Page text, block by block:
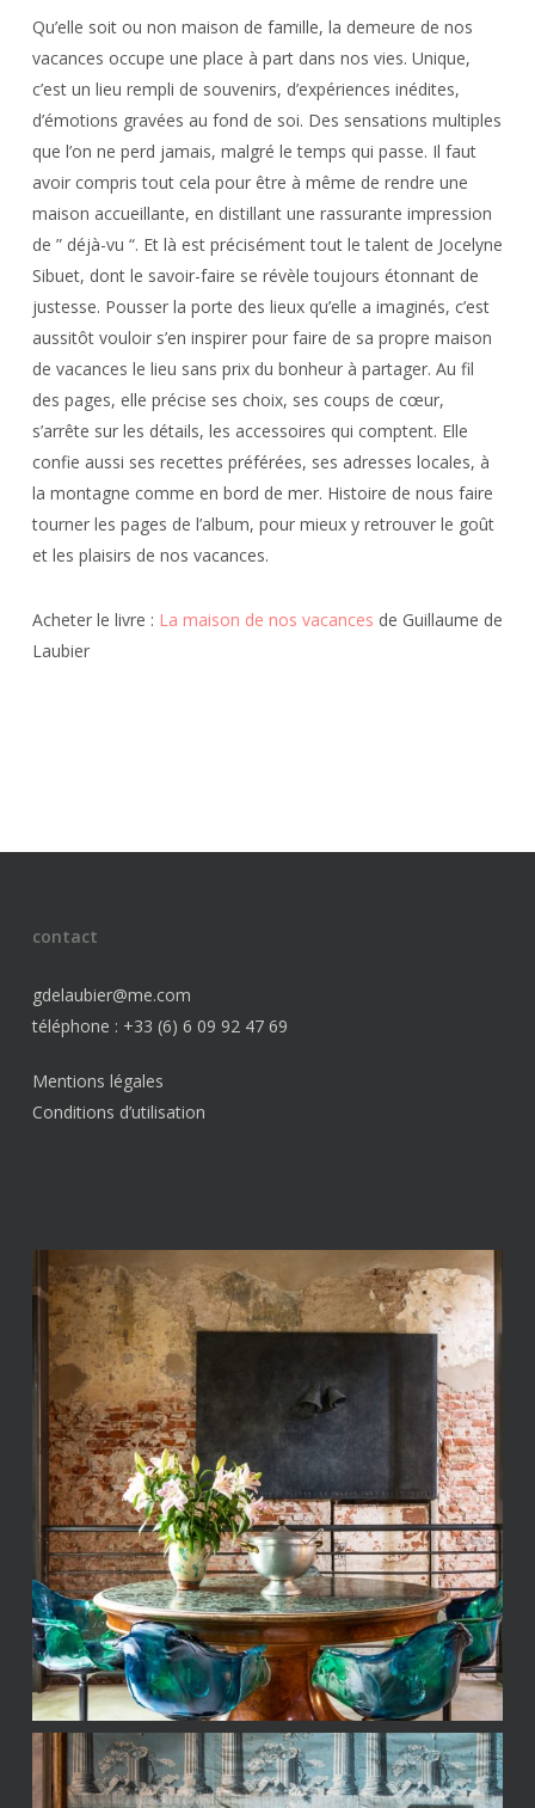
Qu’elle soit ou non maison de famille, la demeure de nos
vacances occupe une place à part dans nos vies. Unique,
c’est un lieu rempli de souvenirs, d’expériences inédites,
d’émotions gravées au fond de soi. Des sensations multiples
que l’on ne perd jamais, malgré le temps qui passe. Il faut
avoir compris tout cela pour être à même de rendre une
maison accueillante, en distillant une rassurante impression
de ” déjà-vu “. Et là est précisément tout le talent de Jocelyne
Sibuet, dont le savoir-faire se révèle toujours étonnant de
justesse. Pousser la porte des lieux qu’elle a imaginés, c’est
aussitôt vouloir s’en inspirer pour faire de sa propre maison
de vacances le lieu sans prix du bonheur à partager. Au fil
des pages, elle précise ses choix, ses coups de cœur,
s’arrête sur les détails, les accessoires qui comptent. Elle
confie aussi ses recettes préférées, ses adresses locales, à
la montagne comme en bord de mer. Histoire de nous faire
tourner les pages de l’album, pour mieux y retrouver le goût
et les plaisirs de nos vacances.
Acheter le livre : La maison de nos vacances de Guillaume de
Laubier
contact
gdelaubier@me.com
téléphone : +33 (6) 6 09 92 47 69
Mentions légales
Conditions d’utilisation